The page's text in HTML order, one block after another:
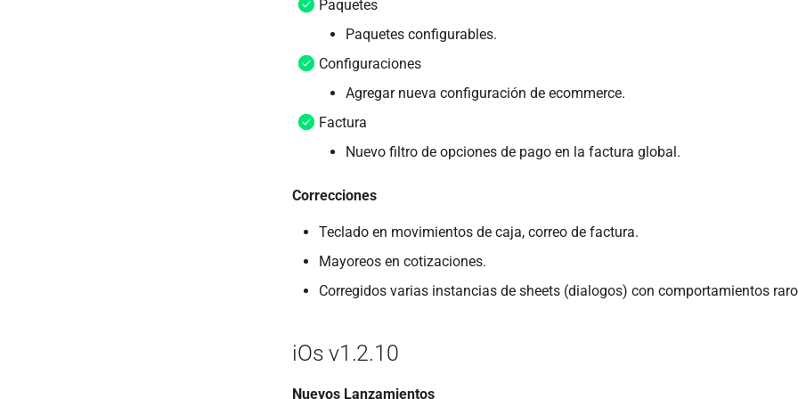
Paquetes
Paquetes configurables.
Configuraciones
Agregar nueva configuración de ecommerce.
Factura
Nuevo filtro de opciones de pago en la factura global.
Correcciones
Teclado en movimientos de caja, correo de factura.
Mayoreos en cotizaciones.
Corregidos varias instancias de sheets (dialogos) con comportamientos
iOs v1.2.10
Nuevos Lanzamientos